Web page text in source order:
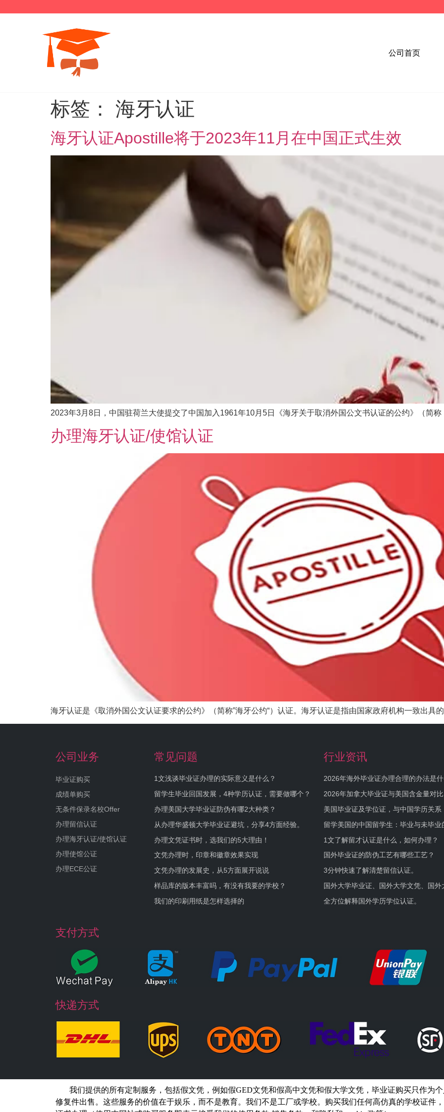
公司首页
标签： 海牙认证
海牙认证Apostille将于2023年11月在中国正式生效
2023年3月8日，中国驻荷兰大使提交了中国加入1961年10月5日《海牙关于取消外国公文书认证的公约》（简
办理海牙认证/使馆认证
海牙认证是《取消外国公文认证要求的公约》（简称”海牙公约“）认证。海牙认证是指由国家政府机构一致出具
公司业务
毕业证购买
成绩单购买
无条件保录名校Offer
办理留信认证
办理海牙认证/使馆认证
办理使馆公证
办理ECE公证
常见问题
1文浅谈毕业证办理的实际意义是什么？
留学生毕业回国发展，4种学历认证，需要做哪个？
办理美国大学毕业证防伪有哪2大种类？
从办理华盛顿大学毕业证避坑，分享4方面经验。
办理文凭证书时，选我们的5大理由！
文凭办理时，印章和徽章效果实现
文凭办理的发展史，从5方面展开说说
样品库的版本丰富吗，有没有我要的学校？
我们的印刷用纸是怎样选择的
行业资讯
2026年海外毕业证办理合理的办法是
2026年加拿大毕业证与美国含金量对比
美国毕业证及学位证，与中国学历关系
留学美国的中国留学生：毕业与未毕业
1文了解留才认证是什么，如何办理？
国外毕业证的防伪工艺有哪些工艺？
3分钟快速了解清楚留信认证。
国外大学毕业证、国外大学文凭、国外
全方位解释国外学历学位认证。
支付方式
快递方式
我们提供的所有定制服务，包括假文凭，例如假GED文凭和假高中文凭和假大学文凭， 毕业证购买只作为
修复件出售。这些服务的价值在于娱乐，而不是教育。我们不是工厂或学校。购买我们任何高仿真的学校证件